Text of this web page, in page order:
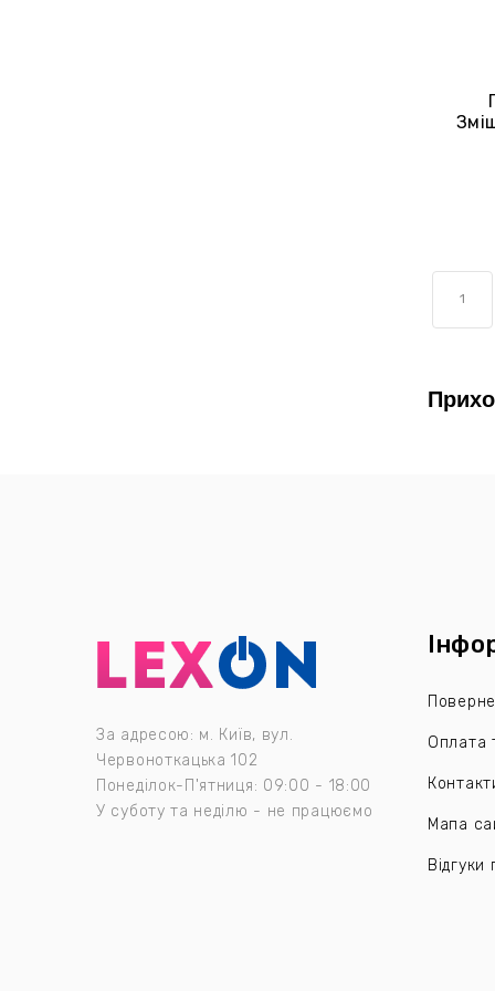
1
За адресою: м. Київ, вул.
Червоноткацька 102
Понеділок-П'ятниця: 09:00 - 18:00
У суботу та неділю - не працюємо
Оплата
Мапа